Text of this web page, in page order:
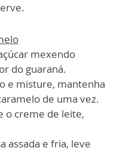
mexendo
do guaraná.
e misture, mantenha
de uma vez.
o creme de leite,
assada e fria, leve